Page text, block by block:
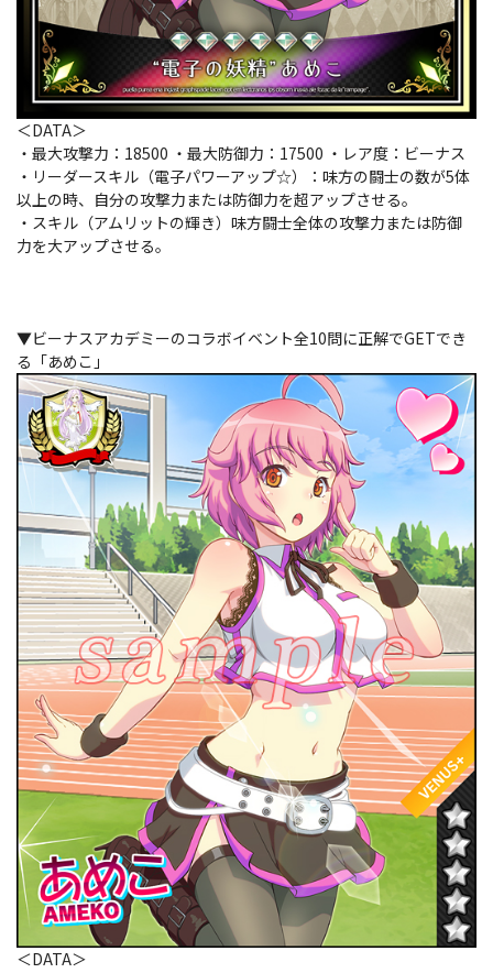
＜DATA＞
・最大攻撃力：18500 ・最大防御力：17500 ・レア度：ビーナス
・リーダースキル（電子パワーアップ☆）：味方の闘士の数が5体
以上の時、自分の攻撃力または防御力を超アップさせる。
・スキル（アムリットの輝き）味方闘士全体の攻撃力または防御
力を大アップさせる。
▼ビーナスアカデミーのコラボイベント全10問に正解でGETでき
る「あめこ」
＜DATA＞